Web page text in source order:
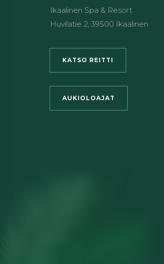
Ikaalinen Spa & Resort
Huvilatie 2, 39500 Ikaalinen
KATSO REITTI
AUKIOLOAJAT